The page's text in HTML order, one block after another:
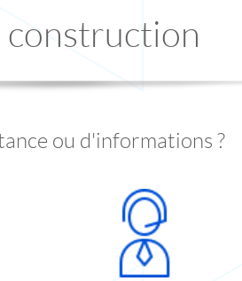
construction
ou d'informations ?